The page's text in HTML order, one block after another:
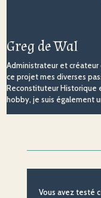
Greg de Wal
Administrateur et créateur
ce projet mes diverses
Reconstituteur Historique
hobby, je suis également
Vous avez testé